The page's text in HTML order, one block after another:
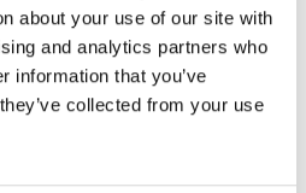
about your use of our site with
and analytics partners who
information that you’ve
collected from your use